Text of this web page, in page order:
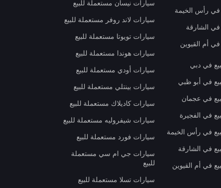
في رأس الخيمة
في الشارقة
أم القيوين
في دبي
في أبو ظبي
في عجمان
في الفجيرة
في رأس الخيمة
في الشارقة
في أم القيوين
سيارات نيسان مستعملة للبيع
سيارات لاند روفر مستعملة للبيع
سيارات تويوتا مستعملة للبيع
سيارات هوندا مستعملة للبيع
سيارات أودي مستعملة للبيع
سيارات بينتلي مستعملة للبيع
سيارات كاديلاك مستعملة للبيع
سيارات شيفروليه مستعملة للبيع
سيارات فورد مستعملة للبيع
سيارات جي ام سي مستعملة
للبيع
سيارات تسلا مستعملة للبيع